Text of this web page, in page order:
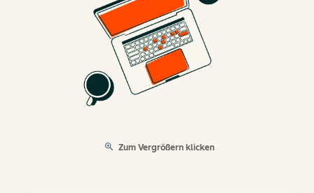
Zum Vergrößern klicken